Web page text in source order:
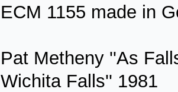
ECM 1155 made in
Pat Metheny ''As
Wichita Falls'' 1981